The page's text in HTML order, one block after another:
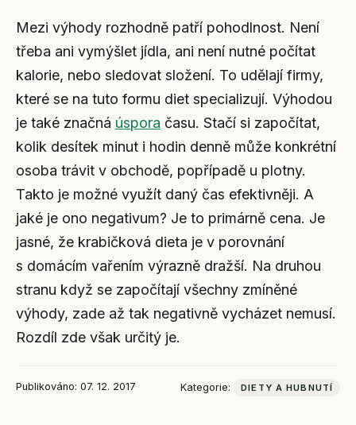
Mezi výhody rozhodně patří pohodlnost. Není
třeba ani vymýšlet jídla, ani není nutné počítat
kalorie, nebo sledovat složení. To udělají firmy,
které se na tuto formu diet specializují. Výhodou
je také značná úspora času. Stačí si započítat,
kolik desítek minut i hodin denně může konkrétní
osoba trávit v obchodě, popřípadě u plotny.
Takto je možné využít daný čas efektivněji. A
jaké je ono negativum? Je to primárně cena. Je
jasné, že krabičková dieta je v porovnání
s domácím vařením výrazně dražší. Na druhou
stranu když se započítají všechny zmíněné
výhody, zade až tak negativně vycházet nemusí.
Rozdíl zde však určitý je.
Publikováno: 07. 12. 2017 Kategorie: DIETY A HUBNUTÍ